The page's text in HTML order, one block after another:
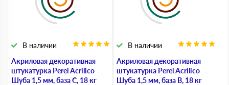
Акриловая декоративная
штукатурка Perel Acrilico
Шуба 1,5 мм, база С, 18 кг
В наличии
Акриловая декоративная
штукатурка Perel Acrilico
Шуба 1,5 мм, база В, 18 кг
В наличии